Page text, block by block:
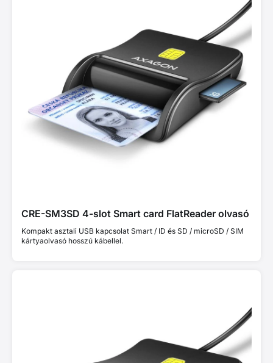
CRE-SM3SD 4-slot Smart card FlatReader olvasó
Kompakt asztali USB kapcsolat Smart / ID és SD / microSD / SIM
kártyaolvasó hosszú kábellel.